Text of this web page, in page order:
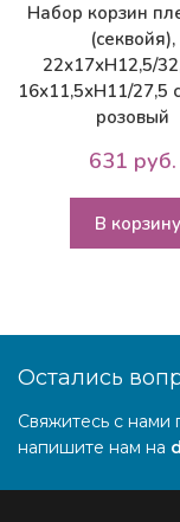
Набор корзин
(секвойя),
22х17хH12,5/
16х11,5хH11/27,5
розовый
631 руб.
В корзину
Остались
Свяжитесь с нами
напишите нам на